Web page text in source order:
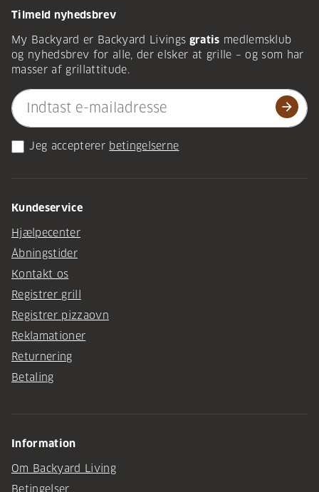
Tilmeld nyhedsbrev
My Backyard er Backyard Livings gratis medlemsklub
og nyhedsbrev for alle, der elsker at grille – og som har
masser af grillattitude.
arrow_forward
Jeg accepterer betingelserne
Kundeservice
Hjælpecenter
Åbningstider
Kontakt os
Registrer grill
Registrer pizzaovn
Reklamationer
Returnering
Betaling
Information
Om Backyard Living
Betingelser